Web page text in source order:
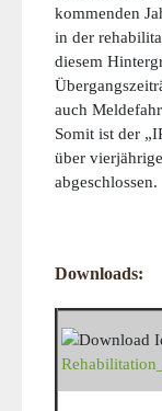
kommenden
in der
diesem
auch
Somit ist der
über
abgeschlossen.
Downloads: